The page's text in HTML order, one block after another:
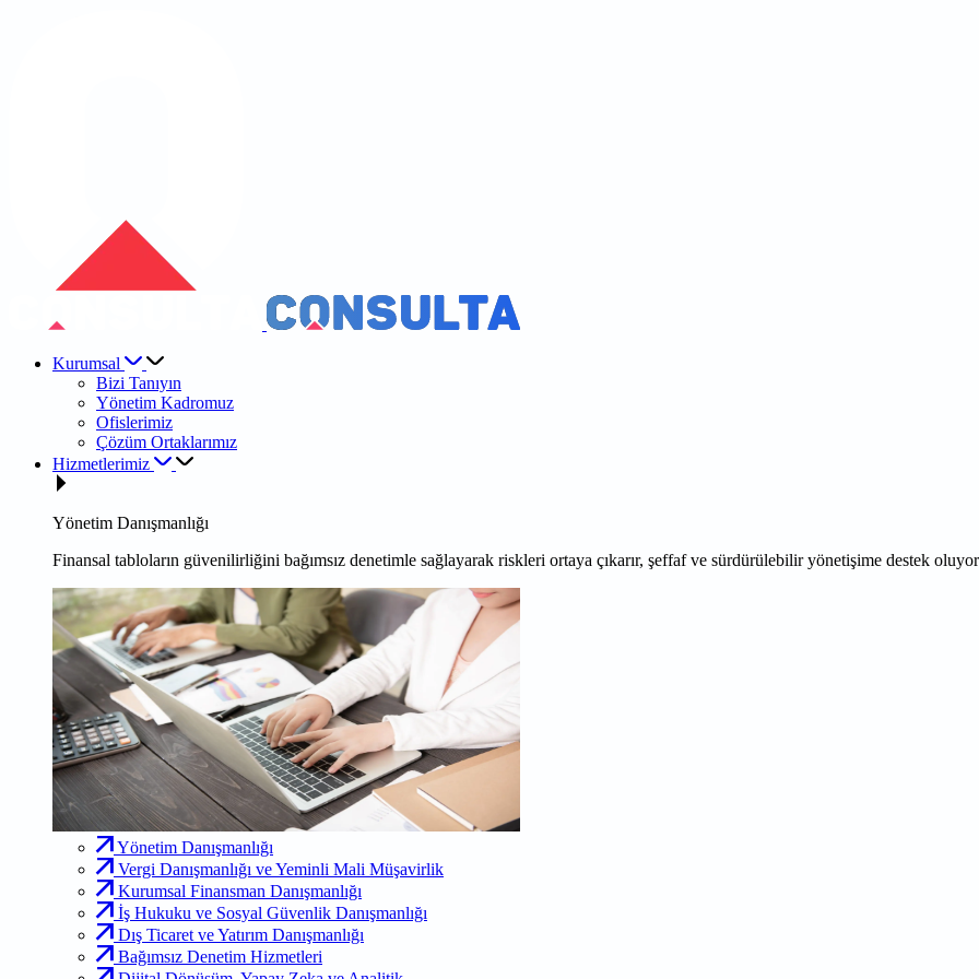
Kurumsal
Bizi Tanıyın
Yönetim Kadromuz
Ofislerimiz
Çözüm Ortaklarımız
Hizmetlerimiz
Yönetim Danışmanlığı
Finansal tabloların güvenilirliğini bağımsız denetimle sağlayarak riskleri ortaya çıkarır, şeffaf ve sürdürülebilir yönetişime destek
Yönetim Danışmanlığı
Vergi Danışmanlığı ve Yeminli Mali Müşavirlik
Kurumsal Finansman Danışmanlığı
İş Hukuku ve Sosyal Güvenlik Danışmanlığı
Dış Ticaret ve Yatırım Danışmanlığı
Bağımsız Denetim Hizmetleri